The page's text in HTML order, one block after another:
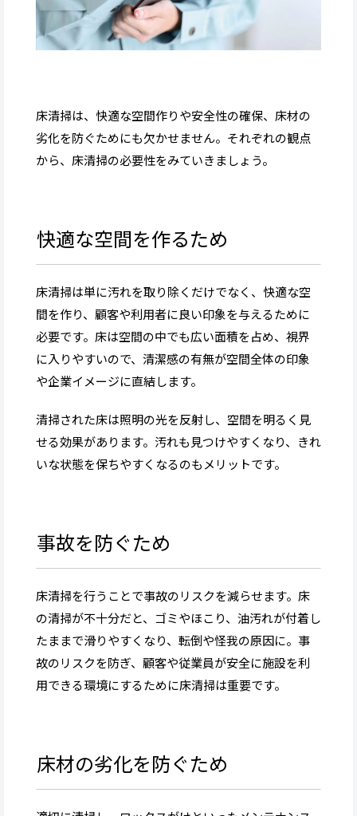
床清掃は、快適な空間作りや安全性の確保、床材の
劣化を防ぐためにも欠かせません。それぞれの観点
から、床清掃の必要性をみていきましょう。
快適な空間を作るため
床清掃は単に汚れを取り除くだけでなく、快適な空
間を作り、顧客や利用者に良い印象を与えるために
必要です。床は空間の中でも広い面積を占め、視界
に入りやすいので、清潔感の有無が空間全体の印象
や企業イメージに直結します。
清掃された床は照明の光を反射し、空間を明るく見
せる効果があります。汚れも見つけやすくなり、きれ
いな状態を保ちやすくなるのもメリットです。
事故を防ぐため
床清掃を行うことで事故のリスクを減らせます。床
の清掃が不十分だと、ゴミやほこり、油汚れが付着し
たままで滑りやすくなり、転倒や怪我の原因に。事
故のリスクを防ぎ、顧客や従業員が安全に施設を利
用できる環境にするために床清掃は重要です。
床材の劣化を防ぐため